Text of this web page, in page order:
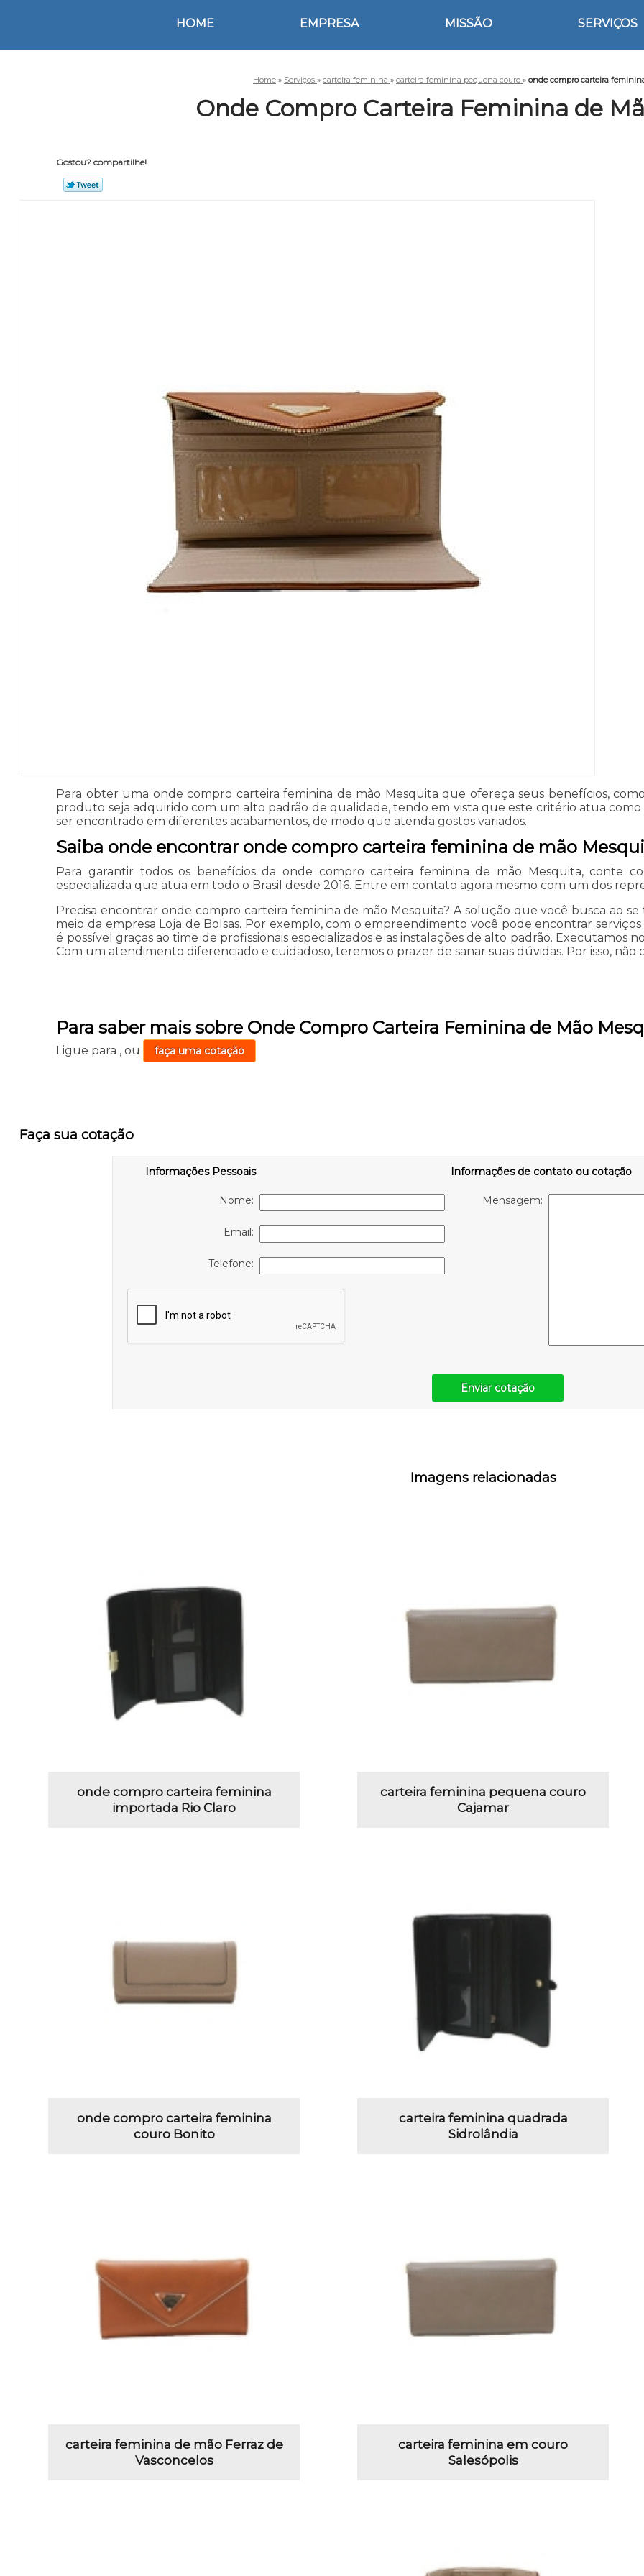
HOME EMPRESA MISSÃO SERVIÇOS
Home » Serviços » carteira feminina » carteira feminina pequena couro » onde compro carteira
Onde Compro Carteira Feminina de
Gostou? compartilhe!
Para obter uma onde compro carteira feminina de mão Mesquita que ofereça seus benefícios,
produto seja adquirido com um alto padrão de qualidade, tendo em vista que este critério atua como
ser encontrado em diferentes acabamentos, de modo que atenda gostos variados.
Saiba onde encontrar onde compro carteira feminina de mão
Para garantir todos os benefícios da onde compro carteira feminina de mão Mesquita, conte
especializada que atua em todo o Brasil desde 2016. Entre em contato agora mesmo com um dos
Precisa encontrar onde compro carteira feminina de mão Mesquita? A solução que você busca ao
meio da empresa Loja de Bolsas. Por exemplo, com o empreendimento você pode encontrar
é possível graças ao time de profissionais especializados e as instalações de alto padrão. Executamos
Com um atendimento diferenciado e cuidadoso, teremos o prazer de sanar suas dúvidas. Por isso,
Para saber mais sobre Onde Compro Carteira Feminina de Mão
Ligue para ,ou faça uma cotação
Faça sua cotação
Informações Pessoais
Nome:
Email:
Telefone:
Informações de contato ou cotação
Mensagem:
Enviar cotação
Imagens relacionadas
onde compro carteira feminina
importada Rio Claro
carteira feminina pequena couro
Cajamar
onde compro carteira feminina
couro Bonito
carteira feminina quadrada
Sidrolândia
carteira feminina de mão Ferraz de
Vasconcelos
carteira feminina em couro
Salesópolis